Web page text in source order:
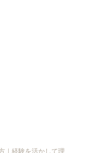
｜経験を活かして理